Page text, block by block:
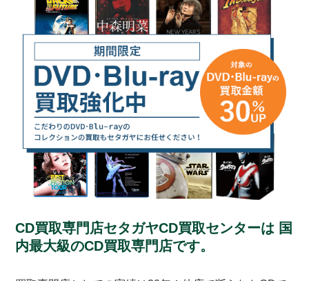
CD買取専門店セタガヤCD買取センターは 国
内最大級のCD買取専門店です。